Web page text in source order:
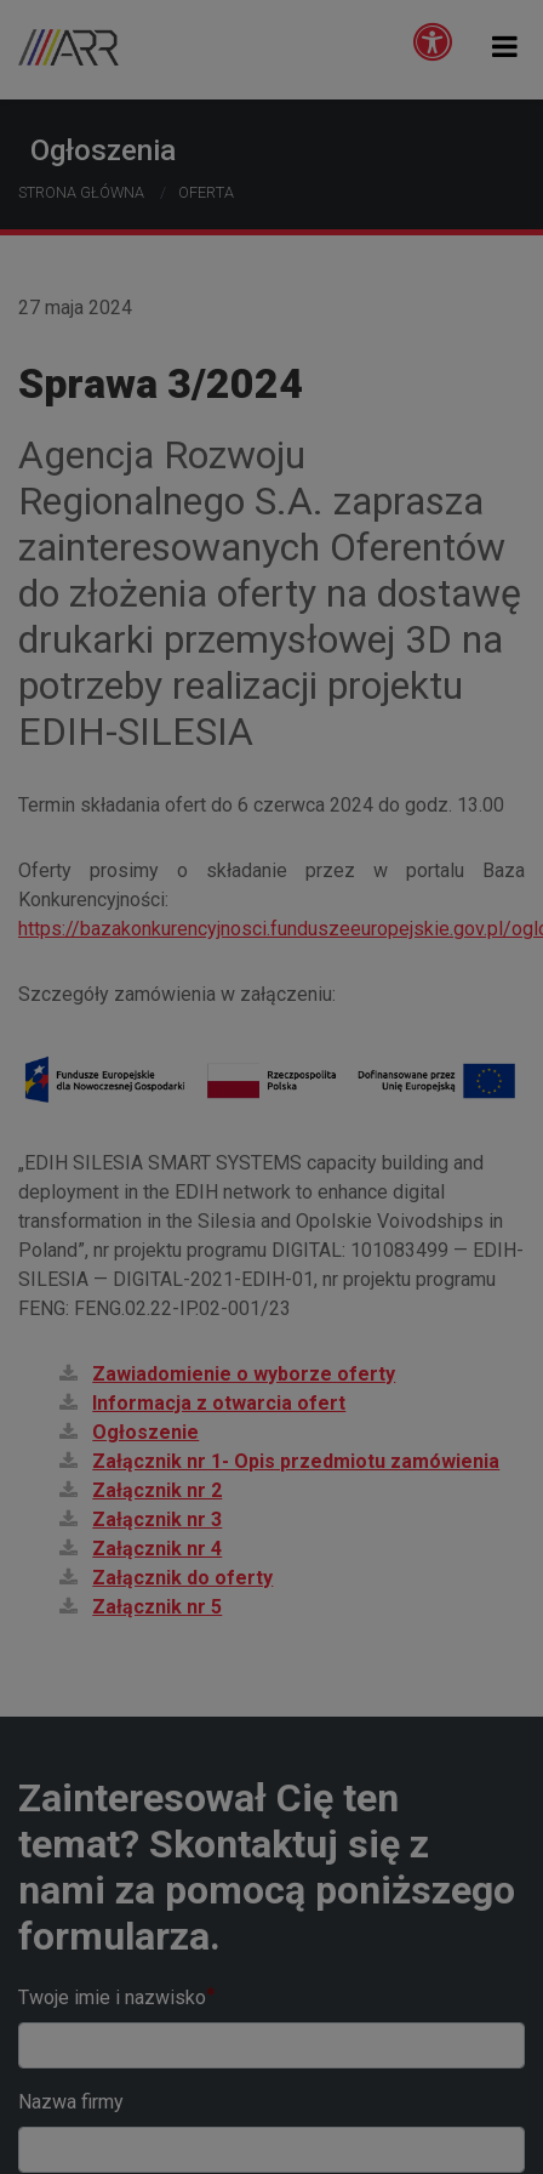
Ogłoszenia
STRONA GŁÓWNA OFERTA
27 maja 2024
Sprawa 3/2024
Agencja Rozwoju
Regionalnego S.A. zaprasza
zainteresowanych Oferentów
do złożenia oferty na dostawę
drukarki przemysłowej 3D na
potrzeby realizacji projektu
EDIH-SILESIA
Termin składania ofert do 6 czerwca 2024 do godz. 13.00
Oferty prosimy o składanie przez w portalu Baza
Konkurencyjności:
https://bazakonkurencyjnosci.funduszeeuropejskie.gov.pl/
Szczegóły zamówienia w załączeniu:
„EDIH SILESIA SMART SYSTEMS capacity building and
deployment in the EDIH network to enhance digital
transformation in the Silesia and Opolskie Voivodships in
Poland”, nr projektu programu DIGITAL: 101083499 — EDIH-
SILESIA — DIGITAL-2021-EDIH-01, nr projektu programu
FENG: FENG.02.22-IP.02-001/23
Zawiadomienie o wyborze oferty
Informacja z otwarcia ofert
Ogłoszenie
Załącznik nr 1- Opis przedmiotu zamówienia
Załącznik nr 2
Załącznik nr 3
Załącznik nr 4
Załącznik do oferty
Załącznik nr 5
Zainteresował Cię ten
temat? Skontaktuj się z
nami za pomocą poniższego
formularza.
Twoje imie i nazwisko
Nazwa firmy